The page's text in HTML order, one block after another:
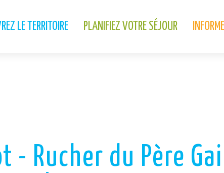
LE TERRITOIRE PLANIFIEZ VOTRE SÉJOUR
- Rucher du Père